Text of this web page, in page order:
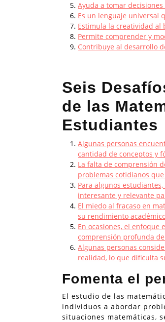
Ayuda a tomar
Es un lenguaje universal
Estimula la creatividad al
Permite comprender y
Contribuye al desarrollo
Seis
de las
Estudiantes
Algunas personas
cantidad de conceptos y
La falta de comprensión
problemas cotidianos
Para algunos
interesante y relevante
El miedo al fracaso en
su rendimiento
En ocasiones, el
comprensión profunda
Algunas personas
realidad, lo que dificulta
Fomenta el
El estudio de las
individuos a abordar
situaciones matemáticas,